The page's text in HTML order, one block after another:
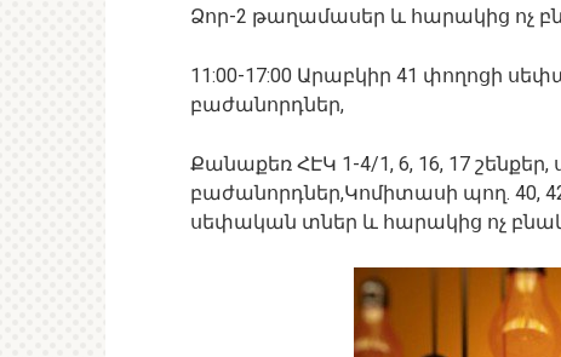
Ձոր-2 թաղամասեր և հարակից ոչ
11:00-17:00 Արաբկիր 41 փողոցի
բաժանորդներ,
Քանաքեռ ՀԷԿ 1-4/1, 6, 16, 17
բաժանորդներ,Կոմիտասի պող. 40,
սեփական տներ և հարակից ոչ